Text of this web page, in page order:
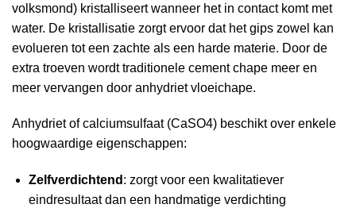
volksmond) kristalliseert wanneer het in contact komt met
water. De kristallisatie zorgt ervoor dat het gips zowel kan
evolueren tot een zachte als een harde materie. Door de
extra troeven wordt traditionele cement chape meer en
meer vervangen door anhydriet vloeichape.
Anhydriet of calciumsulfaat (CaSO4) beschikt over enkele
hoogwaardige eigenschappen:
Zelfverdichtend : zorgt voor een kwalitatiever
eindresultaat dan een handmatige verdichting